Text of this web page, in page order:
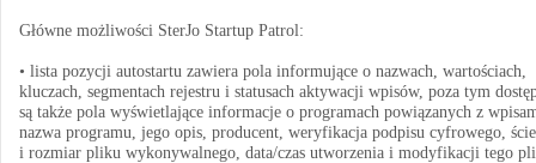
Główne możliwości SterJo Startup Patrol:
• lista pozycji autostartu zawiera pola informujące o nazwach, wartościach,
kluczach, segmentach rejestru i statusach aktywacji wpisów, poza tym
są także pola wyświetlające informacje o programach powiązanych z
nazwa programu, jego opis, producent, weryfikacja podpisu cyfrowego,
i rozmiar pliku wykonywalnego, data/czas utworzenia i modyfikacji tego